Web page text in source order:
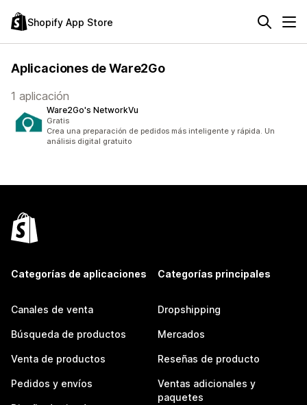
Shopify App Store
Aplicaciones de Ware2Go
1 aplicación
Ware2Go's NetworkVu
Gratis
Crea una preparación de pedidos más inteligente y rápida. Un
análisis digital gratuito
Categorías de aplicaciones
Canales de venta
Búsqueda de productos
Venta de productos
Pedidos y envíos
Categorías principales
Dropshipping
Mercados
Reseñas de producto
Ventas adicionales y
paquetes